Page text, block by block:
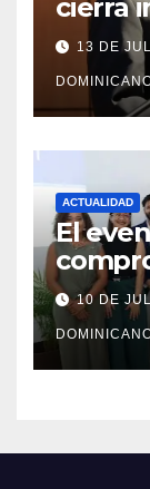
cierra
13 DE
ACTUALIDAD
El
el
más
10 DE